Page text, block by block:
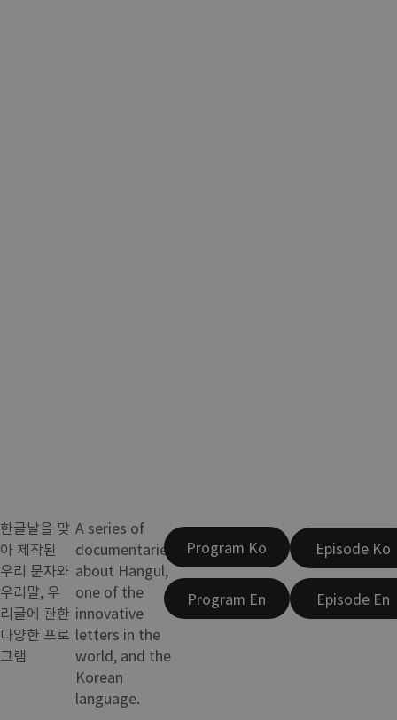
한글날을 맞
아 제작된
우리 문자와
우리말, 우
리글에 관한
다양한 프로
그램
A series of
documentaries
about Hangul,
one of the
innovative
letters in the
world, and the
Korean
language.
Program Ko
Program En
Episode Ko
Episode En